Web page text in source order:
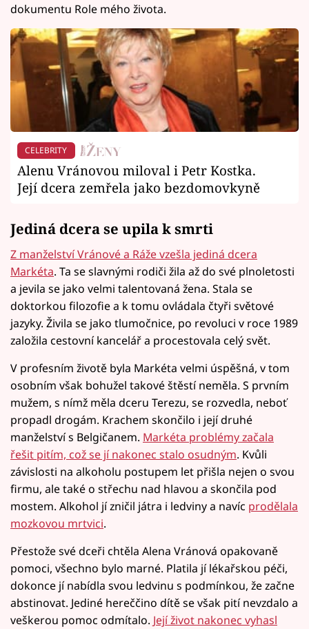
dokumentu Role mého života.
CELEBRITY
Alenu Vránovou miloval i Petr Kostka.
Její dcera zemřela jako bezdomovkyně
Jediná dcera se upila k smrti
Z manželství Vránové a Ráže vzešla jediná dcera
Markéta. Ta se slavnými rodiči žila až do své plnoletosti
a jevila se jako velmi talentovaná žena. Stala se
doktorkou filozofie a k tomu ovládala čtyři světové
jazyky. Živila se jako tlumočnice, po revoluci v roce 1989
založila cestovní kancelář a procestovala celý svět.
V profesním životě byla Markéta velmi úspěšná, v tom
osobním však bohužel takové štěstí neměla. S prvním
mužem, s nímž měla dceru Terezu, se rozvedla, neboť
propadl drogám. Krachem skončilo i její druhé
manželství s Belgičanem. Markéta problémy začala
řešit pitím, což se jí nakonec stalo osudným. Kvůli
závislosti na alkoholu postupem let přišla nejen o svou
firmu, ale také o střechu nad hlavou a skončila pod
mostem. Alkohol jí zničil játra i ledviny a navíc prodělala
mozkovou mrtvici.
Přestože své dceři chtěla Alena Vránová opakovaně
pomoci, všechno bylo marné. Platila jí lékařskou péči,
dokonce jí nabídla svou ledvinu s podmínkou, že začne
abstinovat. Jediné hereččino dítě se však pití nevzdalo a
veškerou pomoc odmítalo. Její život nakonec vyhasl